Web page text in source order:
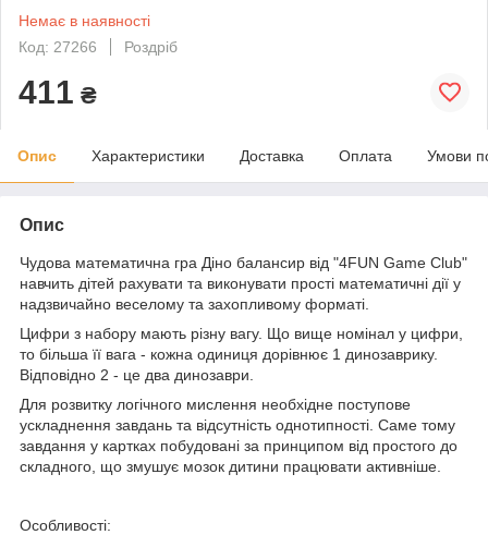
Немає в наявності
Код: 27266
Роздріб
411 ₴
Опис Характеристики Доставка Оплата Умови
Опис
Чудова математична гра Діно балансир від "4FUN Game Club"
навчить дітей рахувати та виконувати прості математичні дії у
надзвичайно веселому та захопливому форматі.
Цифри з набору мають різну вагу. Що вище номінал у цифри,
то більша її вага - кожна одиниця дорівнює 1 динозаврику.
Відповідно 2 - це два динозаври.
Для розвитку логічного мислення необхідне поступове
ускладнення завдань та відсутність однотипності. Саме тому
завдання у картках побудовані за принципом від простого до
складного, що змушує мозок дитини працювати активніше.
Особливості: